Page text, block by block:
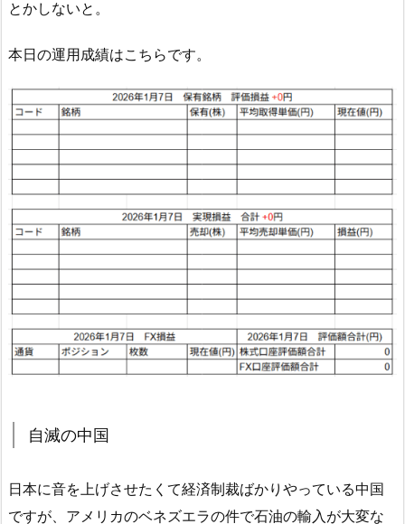
とかしないと。
本日の運用成績はこちらです。
自滅の中国
日本に音を上げさせたくて経済制裁ばかりやっている中国
ですが、アメリカのベネズエラの件で石油の輸入が大変な